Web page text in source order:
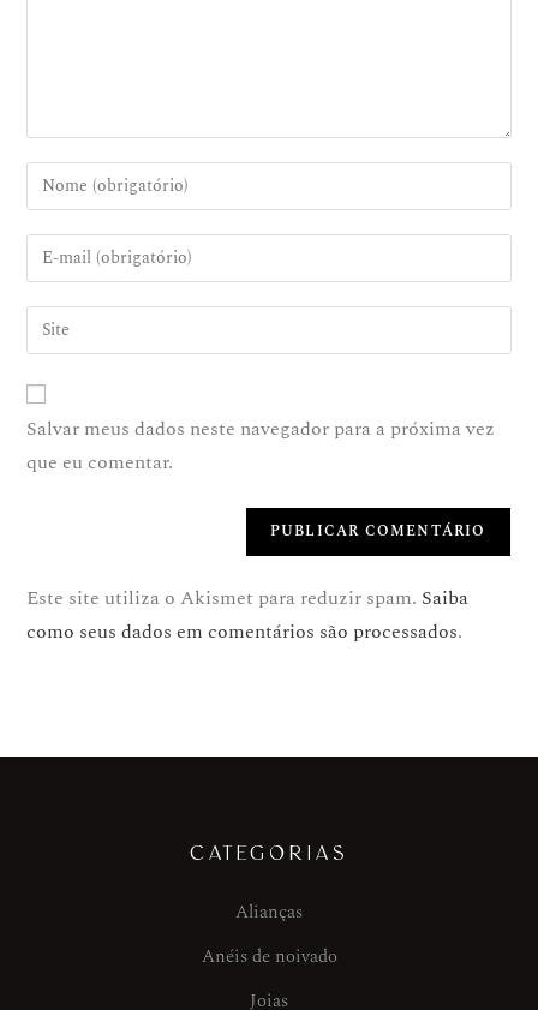
Salvar meus dados neste navegador para a próxima vez
que eu comentar.
Este site utiliza o Akismet para reduzir spam. Saiba
como seus dados em comentários são processados.
CATEGORIAS
Alianças
Anéis de noivado
Joias